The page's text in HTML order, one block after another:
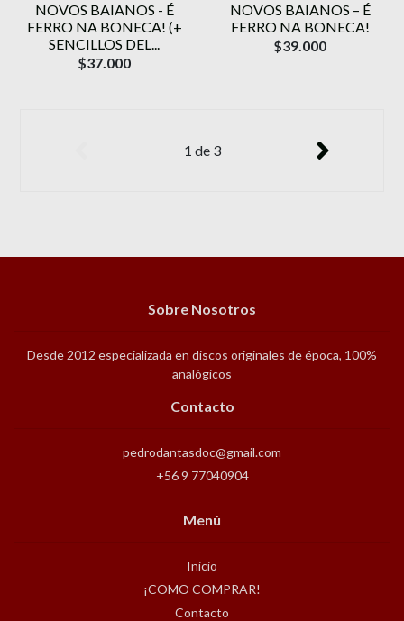
NOVOS BAIANOS - É
FERRO NA BONECA! (+
SENCILLOS DEL...
$37.000
NOVOS BAIANOS – É
FERRO NA BONECA!
$39.000
1 de 3
Sobre Nosotros
Desde 2012 especializada en discos originales de época, 100%
analógicos
Contacto
pedrodantasdoc@gmail.com
+56 9 77040904
Menú
Inicio
¡COMO COMPRAR!
Contacto